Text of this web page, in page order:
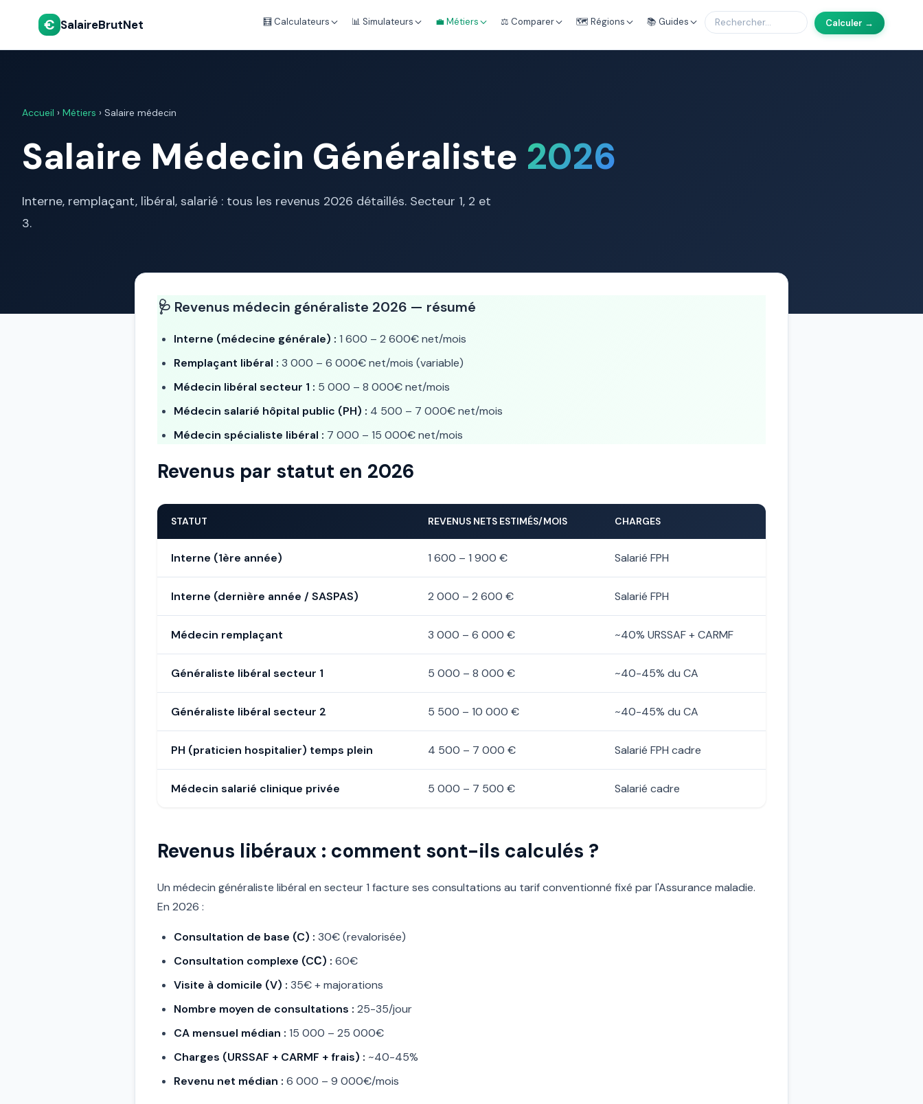
€ SalaireBrutNet 🧮 Calculateurs 📊 Simulateurs 💼 Métiers ⚖️ Comparer 🗺️ Régions 📚 Guides Calculer →
Accueil › Métiers › Salaire médecin
Salaire Médecin Généraliste 2026
Interne, remplaçant, libéral, salarié : tous les revenus 2026 détaillés. Secteur 1, 2 et
3.
🩺 Revenus médecin généraliste 2026 — résumé
Interne (médecine générale) : 1 600 – 2 600€ net/mois
Remplaçant libéral : 3 000 – 6 000€ net/mois (variable)
Médecin libéral secteur 1 : 5 000 – 8 000€ net/mois
Médecin salarié hôpital public (PH) : 4 500 – 7 000€ net/mois
Médecin spécialiste libéral : 7 000 – 15 000€ net/mois
Revenus par statut en 2026
STATUT REVENUS NETS ESTIMÉS/MOIS CHARGES
Interne (1ère année) 1 600 – 1 900 € Salarié FPH
Interne (dernière année / SASPAS) 2 000 – 2 600 € Salarié FPH
Médecin remplaçant 3 000 – 6 000 € ~40% URSSAF + CARMF
Généraliste libéral secteur 1 5 000 – 8 000 € ~40-45% du CA
Généraliste libéral secteur 2 5 500 – 10 000 € ~40-45% du CA
PH (praticien hospitalier) temps plein 4 500 – 7 000 € Salarié FPH cadre
Médecin salarié clinique privée 5 000 – 7 500 € Salarié cadre
Revenus libéraux : comment sont-ils calculés ?
Un médecin généraliste libéral en secteur 1 facture ses consultations au tarif conventionné fixé par l'Assurance maladie.
En 2026 :
Consultation de base (C) : 30€ (revalorisée)
Consultation complexe (CС) : 60€
Visite à domicile (V) : 35€ + majorations
Nombre moyen de consultations : 25-35/jour
CA mensuel médian : 15 000 – 25 000€
Charges (URSSAF + CARMF + frais) : ~40-45%
Revenu net médian : 6 000 – 9 000€/mois